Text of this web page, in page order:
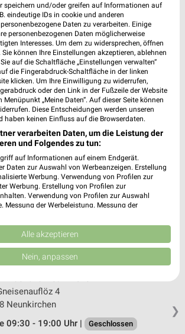
Bitburg
09:30 - 19:00 Uhr | Geschlossen
km • Angebote: 2 Prospekte
Sankt Wendel St. Wendel
27C
St. Wendel
km • Angebote: 3 Prospekte
Sankt Ingbert St. Ingbert
76
St. Ingbert
09:30 - 19:00 Uhr | Geschlossen
km • Angebote: 3 Prospekte
❯
4
Neunkirchen
09:30 - 19:00 Uhr |
Geschlossen
speichern und/oder greifen auf Informationen auf
eindeutige IDs in cookie und anderen
Daten zu verarbeiten. Einige
personenbezogenen Daten möglicherweise
Interesses. Um dem zu widersprechen, öffnen
Sie können Ihre Einstellungen akzeptieren, ablehnen
auf die Schaltfläche „Einstellungen verwalten“
die Fingerabdruck-Schaltfläche in der linken
klicken. Um Ihre Einwilligung zu widerrufen,
oder den Link in der Fußzeile der Website
„Meine Daten“. Auf dieser Seite können
Diese Entscheidungen werden unseren
haben keinen Einfluss auf die Browserdaten.
verarbeiten Daten, um die Leistung der
und Folgendes zu tun:
auf Informationen auf einem Endgerät.
Daten zur Auswahl von Werbeanzeigen. Erstellung
Werbung. Verwendung von Profilen zur
Werbung. Erstellung von Profilen zur
Verwendung von Profilen zur Auswahl
Messung der Werbeleistung. Messung der
aus verschiedenen Quellen. Entwicklung und
Verwendung reduzierter Daten zur Auswahl
der Europäischen Union weitergegeben und in die
(1 IAB-Anbieter)
Alle akzeptieren
Nein, anpassen